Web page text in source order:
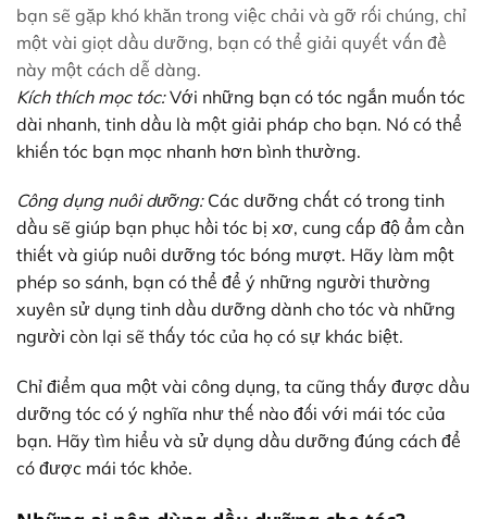
bạn sẽ gặp khó khăn trong việc chải và gỡ rối chúng, chỉ
một vài giọt dầu dưỡng, bạn có thể giải quyết vấn đề
này một cách dễ dàng.
Kích thích mọc tóc:Với những bạn có tóc ngắn muốn tóc
dài nhanh, tinh dầu là một giải pháp cho bạn. Nó có thể
khiến tóc bạn mọc nhanh hơn bình thường.
Công dụng nuôi dưỡng:Các dưỡng chất có trong tinh
dầu sẽ giúp bạn phục hồi tóc bị xơ, cung cấp độ ẩm cần
thiết và giúp nuôi dưỡng tóc bóng mượt. Hãy làm một
phép so sánh, bạn có thể để ý những người thường
xuyên sử dụng tinh dầu dưỡng dành cho tóc và những
người còn lại sẽ thấy tóc của họ có sự khác biệt.
Chỉ điểm qua một vài công dụng, ta cũng thấy được dầu
dưỡng tóc có ý nghĩa như thế nào đối với mái tóc của
bạn. Hãy tìm hiểu và sử dụng dầu dưỡng đúng cách để
có được mái tóc khỏe.